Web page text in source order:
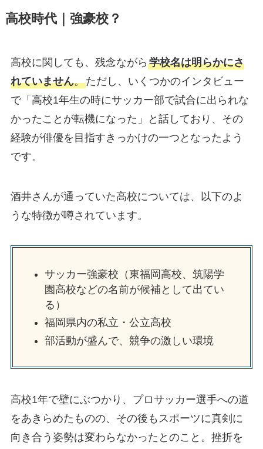
高校時代｜強豪校？
高校に関しても、残念ながら 学校名は明らかにさ
れていません。ただし、いくつかのインタビュー
で「高校1年生の時にサッカー部で試合に出られな
かったことが転機になった」と話しており、その
経験が俳優を目指すきっかけの一つとなったよう
です。
酒井さんが通っていた高校については、以下のよ
うな特徴が噂されています。
サッカー強豪校（東福岡高校、筑陽学
園高校などの名前が候補として出てい
る）
福岡県内の私立・公立高校
部活動が盛んで、競争の激しい環境
高校1年で壁にぶつかり、プロサッカー選手への道
をあきらめたものの、その後もスポーツに真剣に
向き合う姿勢は変わらなかったとのこと。挫折を